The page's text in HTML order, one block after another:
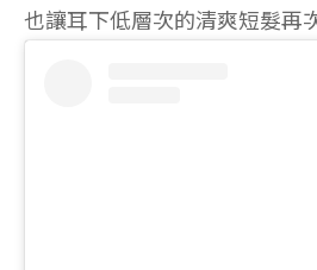
也讓耳下低層次的清爽短髮再